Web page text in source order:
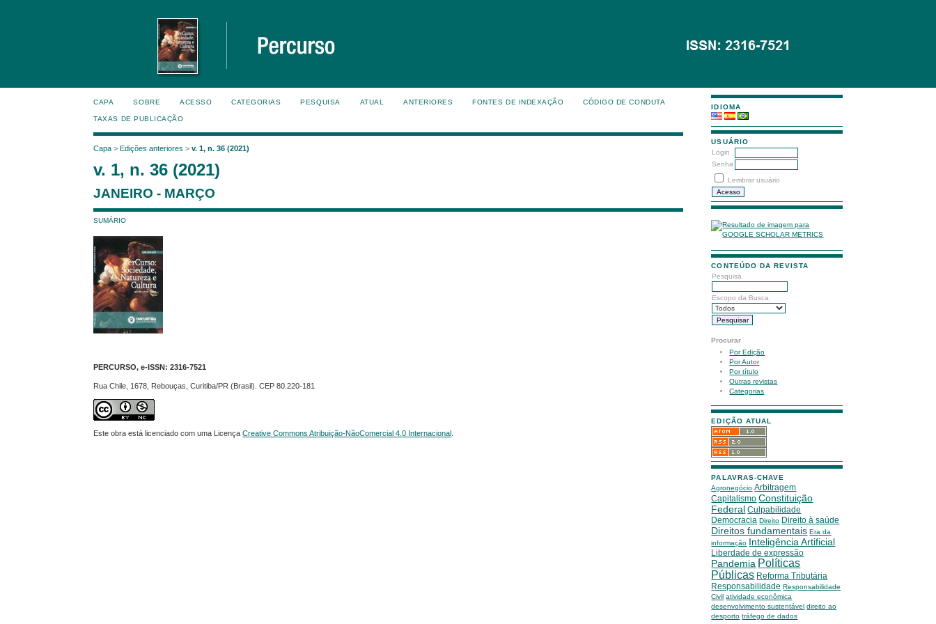
IDIOMA
USUÁRIO
Login
Senha
Lembrar usuário
CONTEÚDO DA REVISTA
Pesquisa
Escopo da Busca
Procurar
Por Edição
Por Autor
Por título
Outras revistas
Categorias
EDIÇÃO ATUAL
PALAVRAS-CHAVE
Agronegócio Arbitragem
Capitalismo Constituição
Federal Culpabilidade
Democracia Direito Direito à saúde
Direitos fundamentais Era da
informação Inteligência Artificial
Liberdade de expressão
Pandemia Políticas
Públicas Reforma Tributária
Responsabilidade Responsabilidade
Civil atividade econômica
desenvolvimento sustentável direito ao
desporto tráfego de dados
CAPA SOBRE ACESSO CATEGORIAS PESQUISA ATUAL ANTERIORES FONTES DE INDEXAÇÃO CÓDIGO DE CONDUTA
TAXAS DE PUBLICAÇÃO
Capa >Edições anteriores >v. 1, n. 36 (2021)
v. 1, n. 36 (2021)
JANEIRO - MARÇO
SUMÁRIO
PERCURSO, e-ISSN:2316-7521
Rua Chile, 1678, Rebouças, Curitiba/PR (Brasil). CEP 80.220-181
Este obra está licenciado com uma LicençaCreative Commons Atribuição-NãoComercial 4.0 Internacional